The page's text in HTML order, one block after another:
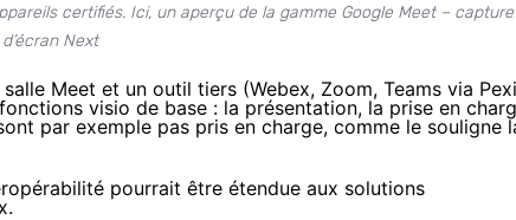
certifiés. Ici, un aperçu de la gamme Google Meet – capture
d’écran Next
Meet et un outil tiers (Webex, Zoom, Teams via
visio de base : la présentation, la prise en
par exemple pas pris en charge, comme le souligne
pourrait être étendue aux solutions